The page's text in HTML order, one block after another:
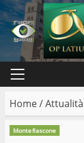
Skip
to
content
Primary
Home/Attualità
Montefiascone